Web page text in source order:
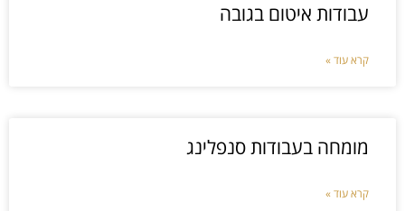
עבודות איטום בגובה
קרא עוד »
מומחה בעבודות סנפלינג
קרא עוד »